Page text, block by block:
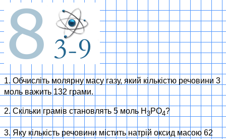
1. Обчисліть молярну масу газу, який кількістю речовини 3
моль важить 132 грами.
2. Скільки грамів становлять 5 моль Н 3РО4?
3. Яку кількість речовини містить натрій оксид масою 62